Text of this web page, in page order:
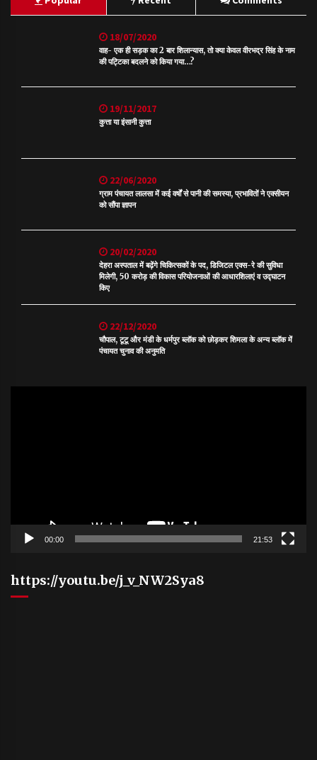
18/07/2020
वाह- एक ही सड़क का 2 बार शिलान्यास, तो क्या केवल वीरभद्र सिंह के नाम
की पट्टिका बदलने को किया गया…?
19/11/2017
कुत्ता या इंसानी कुत्ता
22/06/2020
ग्राम पंचायत लालसा में कई वर्षों से पानी की समस्या, प्रभावितों ने एक्सीयन
को सौंपा ज्ञापन
20/02/2020
देहरा अस्पताल में बढ़ेंगे चिकित्सकों के पद, डिजिटल एक्स-रे की सुविधा
मिलेगी, 50 करोड़ की विकास परियोजनाओं की आधारशिलाएं व उद्घाटन
किए
22/12/2020
चौपाल, टूटू और मंडी के धर्मपुर ब्लॉक को छोड़कर शिमला के अन्य ब्लॉक में
पंचायत चुनाव की अनुमति
00:00 21:53
https://youtu.be/j_v_NW2Sya8